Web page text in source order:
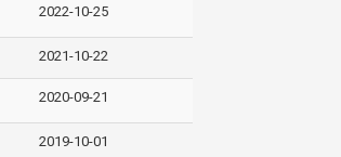
2022-10-25
2021-10-22
2020-09-21
2019-10-01